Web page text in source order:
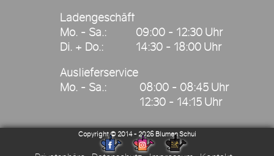
Ladengeschäft
Mo. - Sa.:
09:00 - 12:30 Uhr
Di. + Do.:
14:30 - 18:00 Uhr
Auslieferservice
Mo. - Sa.:
08:00 - 08:45 Uhr
12:30 - 14:15 Uhr
2026 Blumen Schui